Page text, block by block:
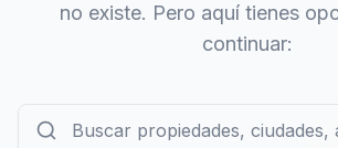
no existe. Pero aquí tienes
continuar: